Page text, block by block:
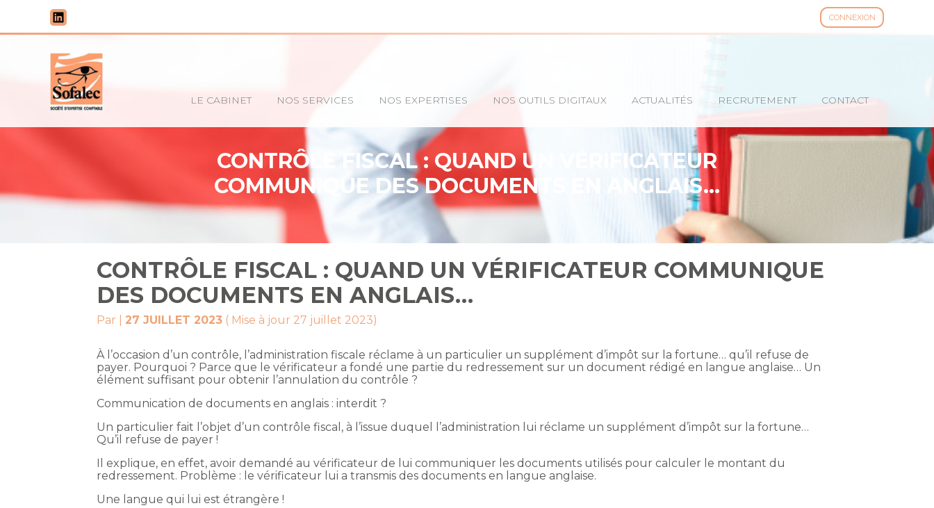
CONNEXION
Aller
au
Principal
LE CABINET NOS SERVICES NOS EXPERTISES NOS OUTILS DIGITAUX ACTUALITÉS RECRUTEMENT CONTACT
CONTRÔLE FISCAL : QUAND UN VÉRIFICATEUR
COMMUNIQUE DES DOCUMENTS EN ANGLAIS…
CONTRÔLE FISCAL : QUAND UN VÉRIFICATEUR COMMUNIQUE
DES DOCUMENTS EN ANGLAIS…
Par 27 JUILLET 2023 ( Mise à jour 27 juillet 2023)
À l’occasion d’un contrôle, l’administration fiscale réclame à un particulier un supplément d’impôt sur la fortune… qu’il refuse de
payer. Pourquoi ? Parce que le vérificateur a fondé une partie du redressement sur un document rédigé en langue anglaise… Un
élément suffisant pour obtenir l’annulation du contrôle ?
Communication de documents en anglais : interdit ?
Un particulier fait l’objet d’un contrôle fiscal, à l’issue duquel l’administration lui réclame un supplément d’impôt sur la fortune…
Qu’il refuse de payer !
Il explique, en effet, avoir demandé au vérificateur de lui communiquer les documents utilisés pour calculer le montant du
redressement. Problème : le vérificateur lui a transmis des documents en langue anglaise.
Une langue qui lui est étrangère !